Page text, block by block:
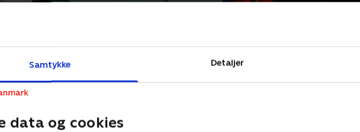
Samtykke Detaljer
data og cookies
Senja
de
2. Bevægelse i terrænet
En belgisk kvinde er kommet alvorligt
til skade efter en faldulykke og bliver
28. maj 2025 • 22 min
Trawleren 'Northguider' er